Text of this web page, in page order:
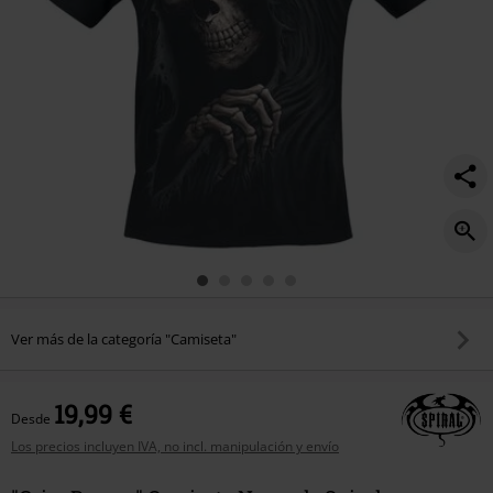
Ver más de la categoría "Camiseta"
Desde 19,99 €
Los precios incluyen IVA, no incl. manipulación y envío